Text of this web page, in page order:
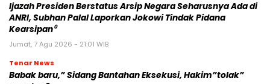
Ijazah Presiden Berstatus Arsip Negara Seharusnya Ada di
ANRI, Subhan Palal Laporkan Jokowi Tindak Pidana
Kearsipan⁰
Jumat, 7 Agu 2026 - 21:01 WIB
Tenar News
Babak baru,” Sidang Bantahan Eksekusi, Hakim”tolak”